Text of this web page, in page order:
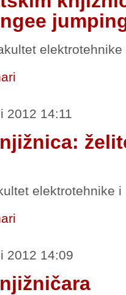
2012 14:11
elektrotehnike
2012 14:09